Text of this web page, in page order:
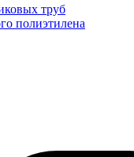
труб
полиэтилена